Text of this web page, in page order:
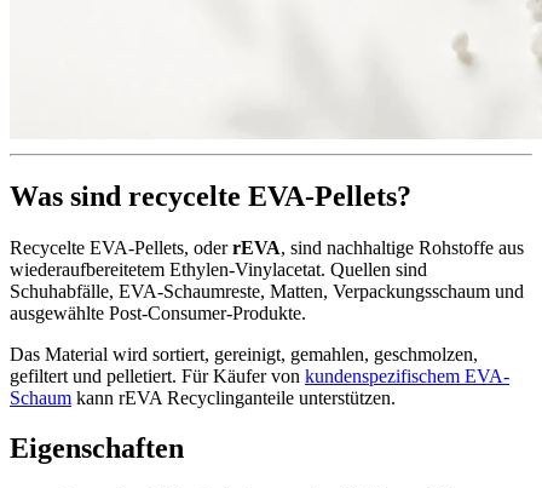
Was sind recycelte EVA-Pellets?
Recycelte EVA-Pellets, oderrEVA, sind nachhaltige Rohstoffe aus
wiederaufbereitetem Ethylen-Vinylacetat. Quellen sind
Schuhabfälle, EVA-Schaumreste, Matten, Verpackungsschaum und
ausgewählte Post-Consumer-Produkte.
Das Material wird sortiert, gereinigt, gemahlen, geschmolzen,
gefiltert und pelletiert. Für Käufer von kundenspezifischem EVA-
Schaum kann rEVA Recyclinganteile unterstützen.
Eigenschaften